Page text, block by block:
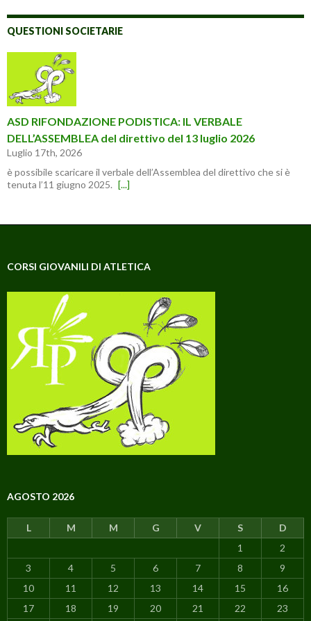
QUESTIONI SOCIETARIE
ASD RIFONDAZIONE PODISTICA: IL VERBALE
DELL’ASSEMBLEA del direttivo del 13 luglio 2026
Luglio 17th, 2026
è possibile scaricare il verbale dell’Assemblea del direttivo che si è
tenuta l’11 giugno 2025. [...]
CORSI GIOVANILI DI ATLETICA
AGOSTO 2026
L M M G V S
D
1
2
3
4 5 6 7 8
9
10
11 12 13 14 15
16
17
18 19 20 21 22
23